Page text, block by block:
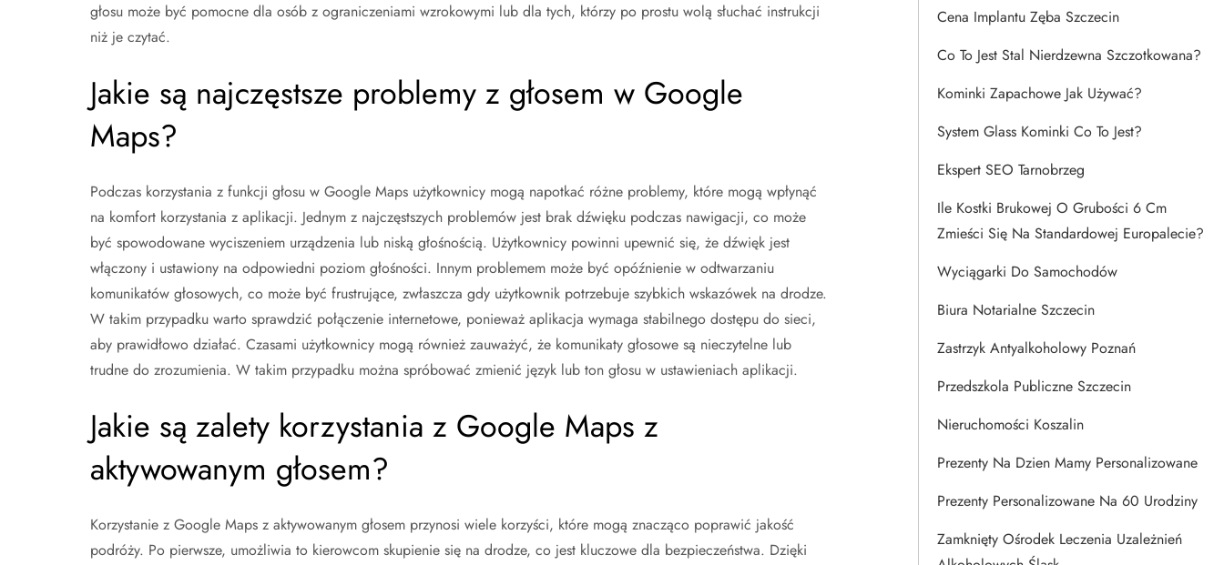
głosu może być pomocne dla osób z ograniczeniami wzrokowymi lub dla tych, którzy po prostu wolą słuchać instrukcji
niż je czytać.
Jakie są najczęstsze problemy z głosem w Google
Maps?
Podczas korzystania z funkcji głosu w Google Maps użytkownicy mogą napotkać różne problemy, które mogą wpłynąć
na komfort korzystania z aplikacji. Jednym z najczęstszych problemów jest brak dźwięku podczas nawigacji, co może
być spowodowane wyciszeniem urządzenia lub niską głośnością. Użytkownicy powinni upewnić się, że dźwięk jest
włączony i ustawiony na odpowiedni poziom głośności. Innym problemem może być opóźnienie w odtwarzaniu
komunikatów głosowych, co może być frustrujące, zwłaszcza gdy użytkownik potrzebuje szybkich wskazówek na drodze.
W takim przypadku warto sprawdzić połączenie internetowe, ponieważ aplikacja wymaga stabilnego dostępu do sieci,
aby prawidłowo działać. Czasami użytkownicy mogą również zauważyć, że komunikaty głosowe są nieczytelne lub
trudne do zrozumienia. W takim przypadku można spróbować zmienić język lub ton głosu w ustawieniach aplikacji.
Jakie są zalety korzystania z Google Maps z
aktywowanym głosem?
Korzystanie z Google Maps z aktywowanym głosem przynosi wiele korzyści, które mogą znacząco poprawić jakość
podróży. Po pierwsze, umożliwia to kierowcom skupienie się na drodze, co jest kluczowe dla bezpieczeństwa. Dzięki
Cena Implantu Zęba Szczecin
Co To Jest Stal Nierdzewna Szczotkowana?
Kominki Zapachowe Jak Używać?
System Glass Kominki Co To Jest?
Ekspert SEO Tarnobrzeg
Ile Kostki Brukowej O Grubości 6 Cm
Zmieści Się Na Standardowej Europalecie?
Wyciągarki Do Samochodów
Biura Notarialne Szczecin
Zastrzyk Antyalkoholowy Poznań
Przedszkola Publiczne Szczecin
Nieruchomości Koszalin
Prezenty Na Dzien Mamy Personalizowane
Prezenty Personalizowane Na 60 Urodziny
Zamknięty Ośrodek Leczenia Uzależnień